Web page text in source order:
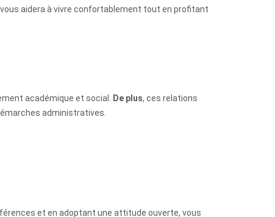
aidera à vivre confortablement tout en profitant
académique et social. De plus, ces relations
administratives.
et en adoptant une attitude ouverte, vous